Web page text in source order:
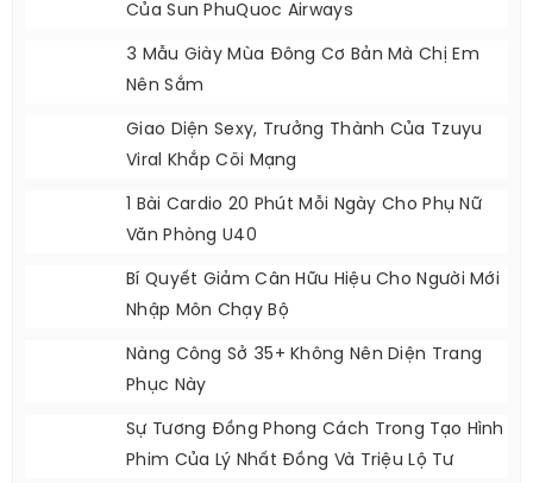
Của Sun PhuQuoc Airways
3 Mẫu Giày Mùa Đông Cơ Bản Mà Chị Em
Nên Sắm
Giao Diện Sexy, Trưởng Thành Của Tzuyu
Viral Khắp Cõi Mạng
1 Bài Cardio 20 Phút Mỗi Ngày Cho Phụ Nữ
Văn Phòng U40
Bí Quyết Giảm Cân Hữu Hiệu Cho Người Mới
Nhập Môn Chạy Bộ
Nàng Công Sở 35+ Không Nên Diện Trang
Phục Này
Sự Tương Đồng Phong Cách Trong Tạo Hình
Phim Của Lý Nhất Đồng Và Triệu Lộ Tư